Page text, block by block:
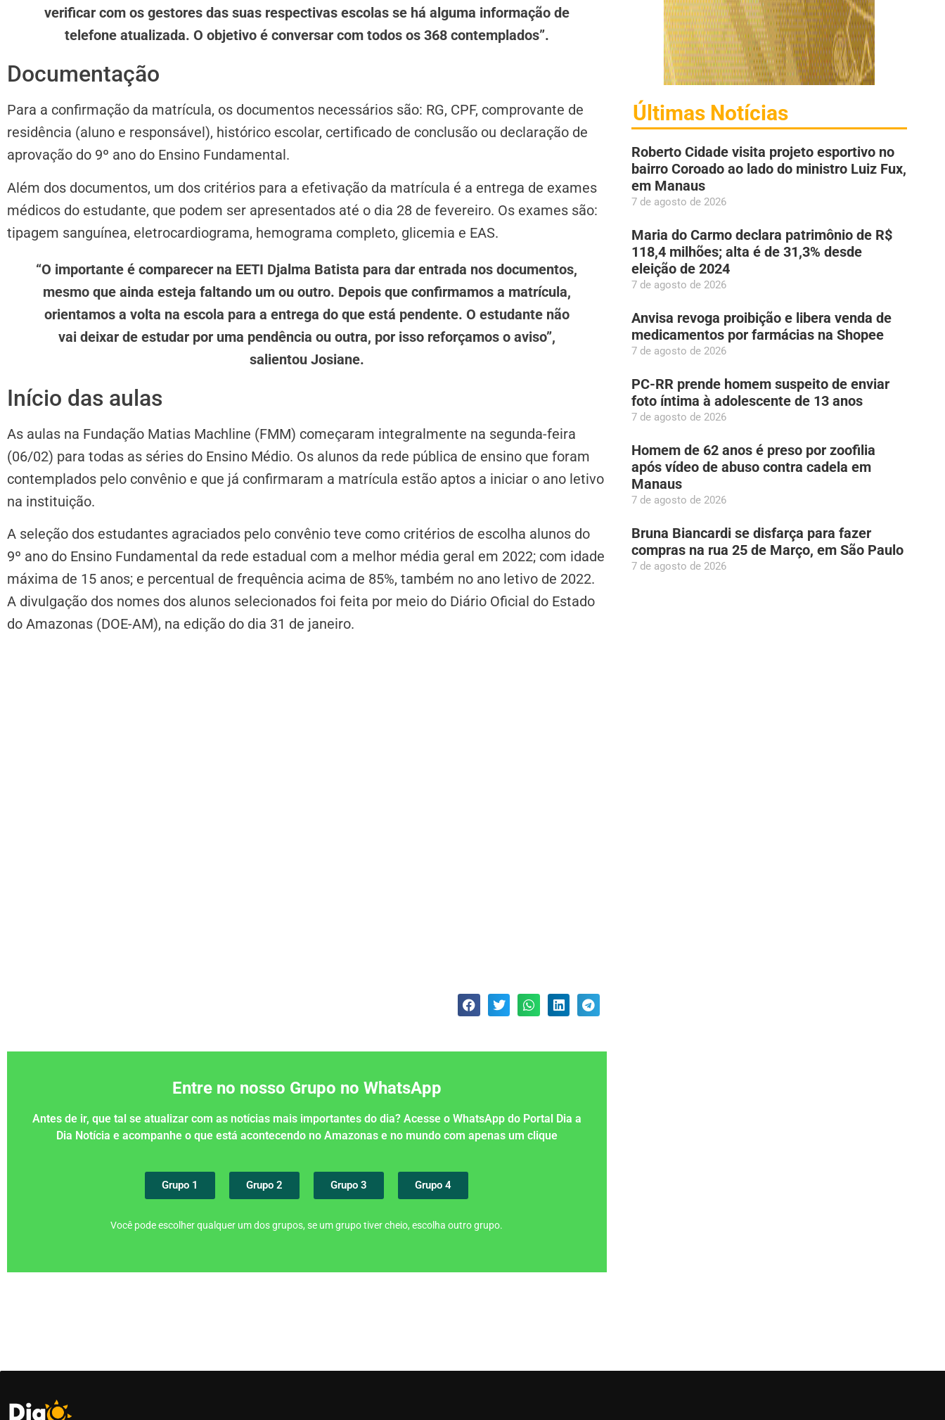
verificar com os gestores das suas respectivas escolas se há alguma informação de
telefone atualizada. O objetivo é conversar com todos os 368 contemplados”.
Documentação
Para a confirmação da matrícula, os documentos necessários são: RG, CPF, comprovante de
residência (aluno e responsável), histórico escolar, certificado de conclusão ou declaração de
aprovação do 9º ano do Ensino Fundamental.
Além dos documentos, um dos critérios para a efetivação da matrícula é a entrega de exames
médicos do estudante, que podem ser apresentados até o dia 28 de fevereiro. Os exames são:
tipagem sanguínea, eletrocardiograma, hemograma completo, glicemia e EAS.
“O importante é comparecer na EETI Djalma Batista para dar entrada nos documentos,
mesmo que ainda esteja faltando um ou outro. Depois que confirmamos a matrícula,
orientamos a volta na escola para a entrega do que está pendente. O estudante não
vai deixar de estudar por uma pendência ou outra, por isso reforçamos o aviso”,
salientou Josiane.
Início das aulas
As aulas na Fundação Matias Machline (FMM) começaram integralmente na segunda-feira
(06/02) para todas as séries do Ensino Médio. Os alunos da rede pública de ensino que foram
contemplados pelo convênio e que já confirmaram a matrícula estão aptos a iniciar o ano letivo
na instituição.
A seleção dos estudantes agraciados pelo convênio teve como critérios de escolha alunos do
9º ano do Ensino Fundamental da rede estadual com a melhor média geral em 2022; com idade
máxima de 15 anos; e percentual de frequência acima de 85%, também no ano letivo de 2022.
A divulgação dos nomes dos alunos selecionados foi feita por meio do Diário Oficial do Estado
do Amazonas (DOE-AM), na edição do dia 31 de janeiro.
Entre no nosso Grupo no WhatsApp
Antes de ir, que tal se atualizar com as notícias mais importantes do dia? Acesse o WhatsApp do Portal Dia a
Dia Notícia e acompanhe o que está acontecendo no Amazonas e no mundo com apenas um clique
Grupo 1 Grupo 2 Grupo 3 Grupo 4
Você pode escolher qualquer um dos grupos, se um grupo tiver cheio, escolha outro grupo.
Últimas Notícias
Roberto Cidade visita projeto esportivo no
bairro Coroado ao lado do ministro Luiz Fux,
em Manaus
7 de agosto de 2026
Maria do Carmo declara patrimônio de R$
118,4 milhões; alta é de 31,3% desde
eleição de 2024
7 de agosto de 2026
Anvisa revoga proibição e libera venda de
medicamentos por farmácias na Shopee
7 de agosto de 2026
PC-RR prende homem suspeito de enviar
foto íntima à adolescente de 13 anos
7 de agosto de 2026
Homem de 62 anos é preso por zoofilia
após vídeo de abuso contra cadela em
Manaus
7 de agosto de 2026
Bruna Biancardi se disfarça para fazer
compras na rua 25 de Março, em São Paulo
7 de agosto de 2026